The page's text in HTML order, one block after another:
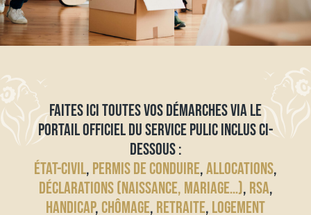
FAITES ICI TOUTES VOS DÉMARCHES VIA LE
PORTAIL OFFICIEL DU SERVICE PULIC INCLUS CI-
DESSOUS :
ÉTAT-CIVIL, PERMIS DE CONDUIRE,ALLOCATIONS,
DÉCLARATIONS (NAISSANCE, MARIAGE…), RSA,
HANDICAP, CHÔMAGE, RETRAITE, LOGEMENT